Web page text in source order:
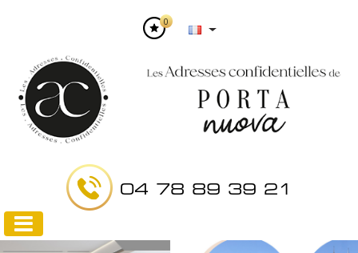
0
04 78 89 39 21